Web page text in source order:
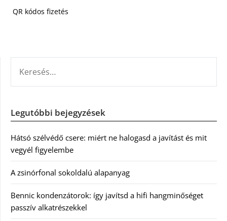
QR kódos fizetés
Legutóbbi bejegyzések
Hátsó szélvédő csere: miért ne halogasd a javítást és mit
vegyél figyelembe
A zsinórfonal sokoldalú alapanyag
Bennic kondenzátorok: így javítsd a hifi hangminőséget
passzív alkatrészekkel